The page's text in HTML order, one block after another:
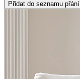
Přidat do seznamu přání